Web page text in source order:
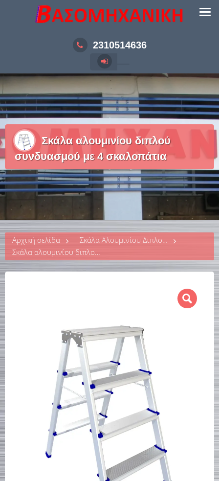
2310514636
Σκάλα αλουμινίου διπλού
συνδυασμού με 4 σκαλοπάτια
Αρχική σελίδα
Σκάλα Αλουμινίου Διπλού Συνδυασμού
Σκάλα αλουμινίου διπλού συνδυασμού με 4 σκαλοπάτια